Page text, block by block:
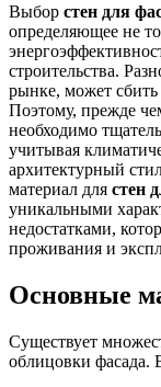
Выбор стен для
определяющее не
строительства.
рынке, может сбить
Поэтому, прежде
необходимо
учитывая
архитектурный
материал для стен
уникальными
недостатками,
проживания и
Основные
Существует
облицовки фасада.